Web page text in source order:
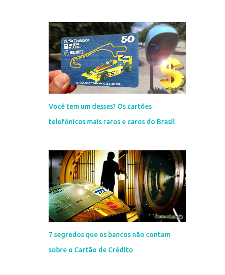
Você tem um desses? Os cartões
telefônicos mais raros e caros do Brasil
7 segredos que os bancos não contam
sobre o Cartão de Crédito